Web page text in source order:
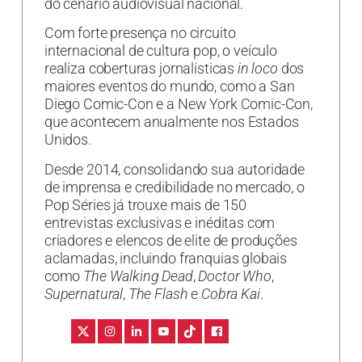
do cenário audiovisual nacional.
Com forte presença no circuito
internacional de cultura pop, o veículo
realiza coberturas jornalísticas in loco dos
maiores eventos do mundo, como a San
Diego Comic-Con e a New York Comic-Con,
que acontecem anualmente nos Estados
Unidos.
Desde 2014, consolidando sua autoridade
de imprensa e credibilidade no mercado, o
Pop Séries já trouxe mais de 150
entrevistas exclusivas e inéditas com
criadores e elencos de elite de produções
aclamadas, incluindo franquias globais
como The Walking Dead,Doctor Who,
Supernatural, The Flashe Cobra Kai.